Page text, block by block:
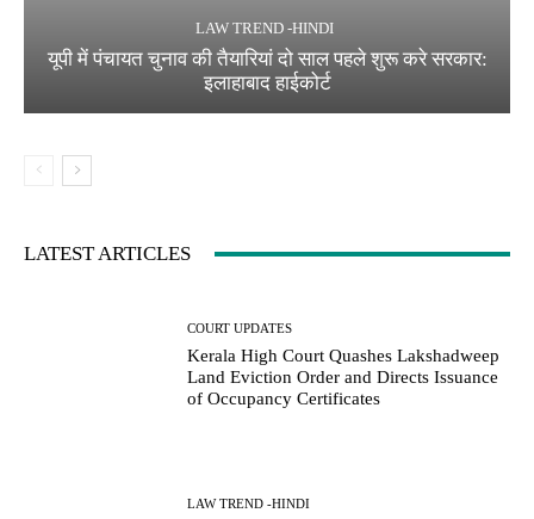
LAW TREND -HINDI
यूपी में पंचायत चुनाव की तैयारियां दो साल पहले शुरू करे सरकार:
इलाहाबाद हाईकोर्ट
LATEST ARTICLES
COURT UPDATES
Kerala High Court Quashes Lakshadweep
Land Eviction Order and Directs Issuance
of Occupancy Certificates
LAW TREND -HINDI